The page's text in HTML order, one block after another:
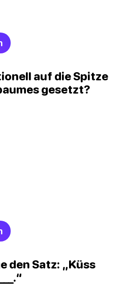
auf die Spitze
gesetzt?
den Satz: „Küss